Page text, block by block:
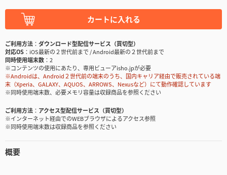
カートに入れる
ご利用方法
ダウンロード型配信サービス（買切型）
対応OS
iOS最新の２世代前まで / Android最新の２世代前まで
同時使用端末数
2
※コンテンツの使用にあたり、専用ビューアisho.jpが必要
※Androidは、Android２世代前の端末のうち、国内キャリア経由で販売されている端
末（Xperia、GALAXY、AQUOS、ARROWS、Nexusなど）にて動作確認しています
※同時使用端末数、必要メモリ容量は収録商品を参照ください
ご利用方法
アクセス型配信サービス（買切型）
※インターネット経由でのWEBブラウザによるアクセス参照
※同時使用端末数は収録商品を参照ください
概要